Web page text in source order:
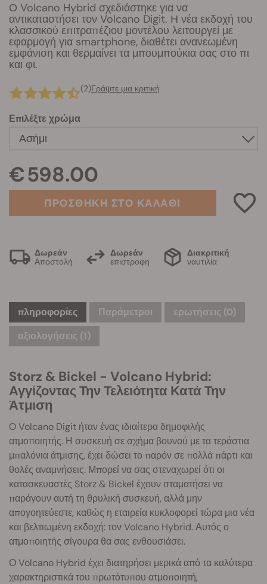
Ο Volcano Hybrid σχεδιάστηκε για να
αντικαταστήσει τον Volcano Digit. Η νέα εκδοχή του
κλασσικού επιτραπέζιου μοντέλου λειτουργεί με
εφαρμογή για smartphone, διαθέτει ανανεωμένη
εμφάνιση και θερμαίνει τα μπουμπούκια σας στο πι
και φι.
(2)Γράψτε μια κριτική
Επιλέξτε χρώμα
€ 598.00
ΠΡΟΣΘΗΚΗ ΣΤΟ ΚΑΛΑΘΙ
Δωρεάν
Αποστολή
Δωρεάν
επιστροφη
Διακριτική
ναυτιλία
πληροφορίες Παράμετροι ερωτήσεις (0)
αξιολογήσεις (1)
Storz & Bickel - Volcano Hybrid:
Αγγίζοντας Την Τελειότητα Κατά Την
Άτμιση
O Volcano Digit ήταν ένας ιδιαίτερα δημοφιλής
ατμοποιητής. Η συσκευή σε σχήμα βουνού με τα τεράστια
μπαλόνια άτμισης, έχει δώσει το παρόν σε πολλά πάρτι και
θολές αναμνήσεις. Μπορεί να σας στεναχωρεί ότι οι
κατασκευαστές Storz & Bickel έχουν σταματήσει να
παράγουν αυτή τη θρυλική συσκευή, αλλά μην
απογοητεύεστε, καθώς η εταιρεία κυκλοφορεί τώρα μια νέα
και βελτιωμένη εκδοχή: τον Volcano Hybrid. Αυτός ο
ατμοποιητής σίγουρα θα σας ενθουσιάσει.
Ο Volcano Hybrid έχει διατηρήσει μερικά από τα καλύτερα
χαρακτηριστικά του πρωτότυπου ατμοποιητή,